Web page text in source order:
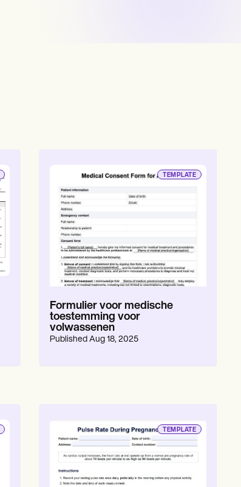
TEMPLATE
Formulier voor medische
toestemming voor
volwassenen
Published Aug 18, 2025
TEMPLATE